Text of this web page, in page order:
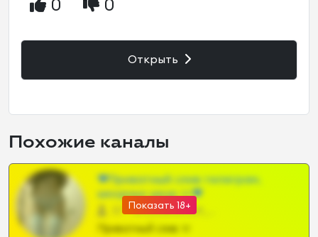
0 0
Открыть
Похожие каналы
Показать 18+
❤Приватный слив телеграм,
шкодных шкур тг❤
57 •
Приватный слив тг